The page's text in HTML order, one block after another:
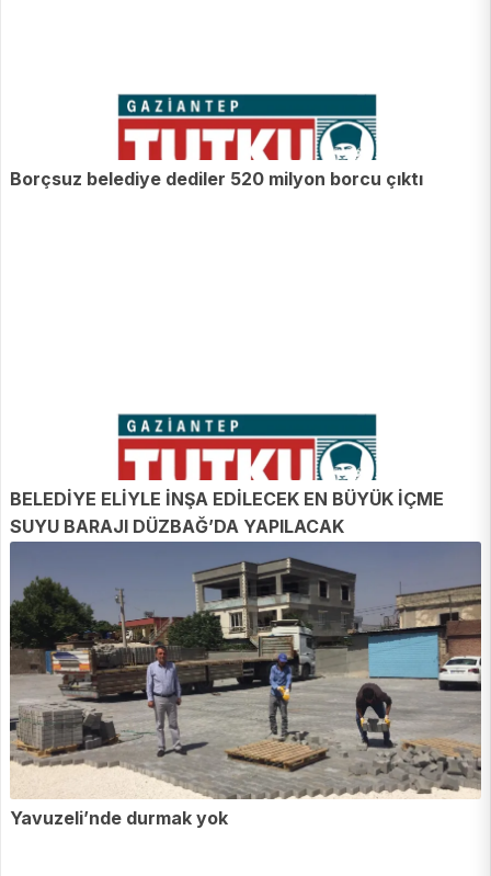
Borçsuz belediye dediler 520 milyon borcu çıktı
BELEDİYE ELİYLE İNŞA EDİLECEK EN BÜYÜK İÇME
SUYU BARAJI DÜZBAĞ’DA YAPILACAK
Yavuzeli’nde durmak yok